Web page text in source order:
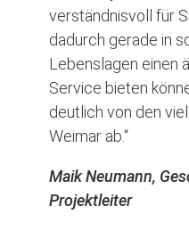
verständnisvoll für
dadurch gerade in
Lebenslagen einen
Service bieten
deutlich von den
Weimar ab.“
Maik Neumann,
Projektleiter